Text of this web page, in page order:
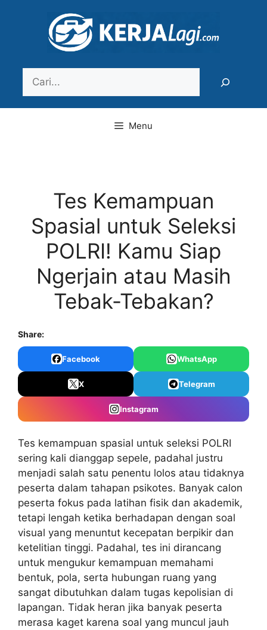
Menu
Tes Kemampuan
Spasial untuk Seleksi
POLRI! Kamu Siap
Ngerjain atau Masih
Tebak-Tebakan?
Share:
Facebook WhatsApp
X Telegram
Instagram
Tes kemampuan spasial untuk seleksi POLRI
sering kali dianggap sepele, padahal justru
menjadi salah satu penentu lolos atau tidaknya
peserta dalam tahapan psikotes. Banyak calon
peserta fokus pada latihan fisik dan akademik,
tetapi lengah ketika berhadapan dengan soal
visual yang menuntut kecepatan berpikir dan
ketelitian tinggi. Padahal, tes ini dirancang
untuk mengukur kemampuan memahami
bentuk, pola, serta hubungan ruang yang
sangat dibutuhkan dalam tugas kepolisian di
lapangan. Tidak heran jika banyak peserta
merasa kaget karena soal yang muncul jauh